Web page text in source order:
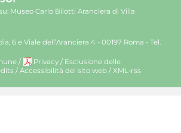
Museo Carlo Bilotti Aranciera di Villa
6 e Viale dell’Aranciera 4 - 00197 Roma - Tel.
/ Privacy / Esclusione delle
/ Accessibilità del sito web / XML-rss